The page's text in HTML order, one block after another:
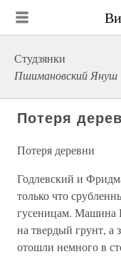
Студзянки
Пшимановский Януш
Потеря
Потеря деревни
Годлевский и
только что
гусеницам. Машина
на твердый грунт, а
отошли немного в